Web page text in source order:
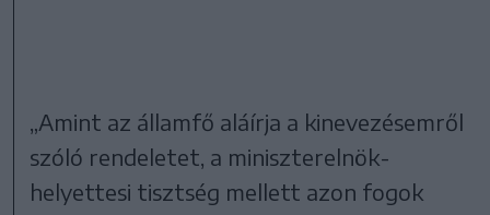
„Amint az államfő aláírja a kinevezésemről
szóló rendeletet, a miniszterelnök-
helyettesi tisztség mellett azon fogok